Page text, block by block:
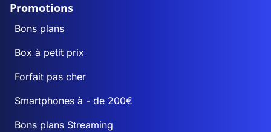
Promotions
Bons plans
Box à petit prix
Forfait pas cher
Smartphones à - de 200€
Bons plans Streaming